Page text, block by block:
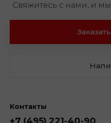
Свяжитесь с нами, и
Контакты